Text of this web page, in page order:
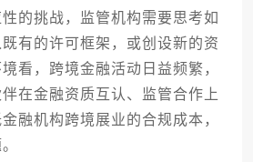
的挑战，监管机构需要思考如
有的许可框架，或创设新的资
看，跨境金融活动日益频繁，
在金融资质互认、监管合作上
融机构跨境展业的合规成本，